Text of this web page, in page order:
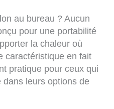
au bureau ? Aucun
pour une portabilité
la chaleur où
caractéristique en fait
pratique pour ceux qui
dans leurs options de